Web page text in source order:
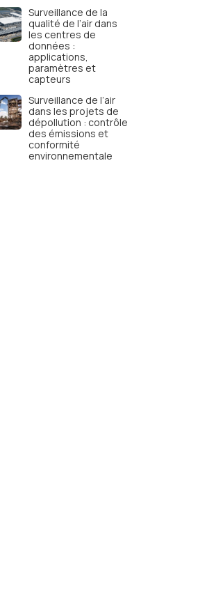
Surveillance de la
qualité de l’air dans
les centres de
données :
applications,
paramètres et
capteurs
Surveillance de l’air
dans les projets de
dépollution : contrôle
des émissions et
conformité
environnementale